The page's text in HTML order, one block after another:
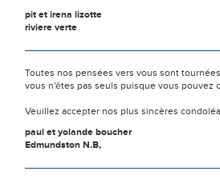
pit et irena lizotte
riviere verte
Toutes nos pensées vers vous sont
vous n'êtes pas seuls puisque vous pouvez
Veuillez accepter nos plus sincères
paul et yolande boucher
Edmundston N.B,